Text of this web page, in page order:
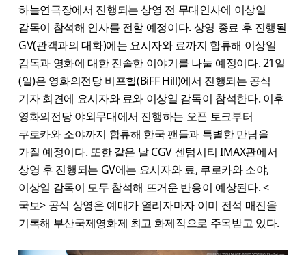
하늘연극장에서 진행되는 상영 전 무대인사에 이상일
감독이 참석해 인사를 전할 예정이다. 상영 종료 후 진행될
GV(관객과의 대화)에는 요시자와 료까지 합류해 이상일
감독과 영화에 대한 진솔한 이야기를 나눌 예정이다. 21일
(일)은 영화의전당 비프힐(BiFF Hill)에서 진행되는 공식
기자 회견에 요시자와 료와 이상일 감독이 참석한다. 이후
영화의전당 야외무대에서 진행하는 오픈 토크부터
쿠로카와 소야까지 합류해 한국 팬들과 특별한 만남을
가질 예정이다. 또한 같은 날 CGV 센텀시티 IMAX관에서
상영 후 진행되는 GV에는 요시자와 료, 쿠로카와 소야,
이상일 감독이 모두 참석해 뜨거운 반응이 예상된다. <
국보> 공식 상영은 예매가 열리자마자 이미 전석 매진을
기록해 부산국제영화제 최고 화제작으로 주목받고 있다.